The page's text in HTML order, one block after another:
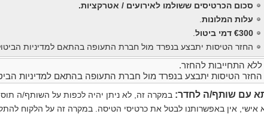
סכום הכרטיסים ששולמו לאירועים / אטרקציות.
עלות המלונות
€300 דמי ביטול
החזר הטיסות יתבצע בנפרד מול חברת התעופה בהתאם למדיניות
ללא התחייבות להחזר.
החזר הטיסות יתבצע בנפרד מול חברת התעופה בהתאם למדיניות
עם שותף/ה לחדר: במקרה זה, לא ניתן יהיה לכפות על השותף/ה
אישי, אין באפשרותנו לבטל את כרטיסי הטיסה. במקרה זה על הלקוח